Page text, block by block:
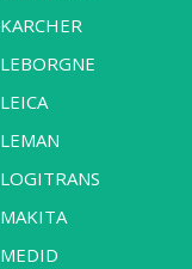
KARCHER
LEBORGNE
LEICA
LEMAN
LOGITRANS
MAKITA
MEDID